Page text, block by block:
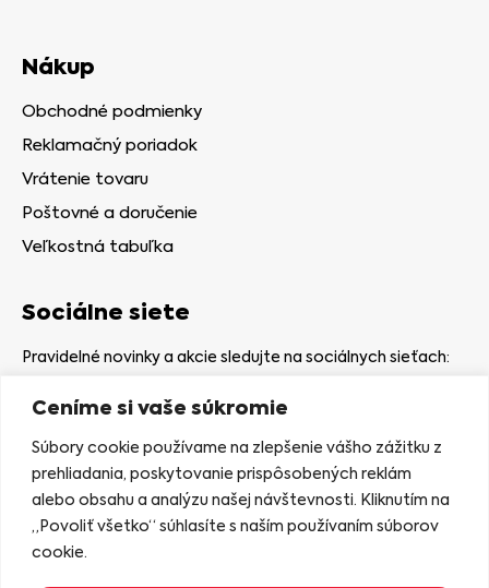
Ceníme si vaše súkromie
Súbory cookie používame na zlepšenie vášho zážitku z
prehliadania, poskytovanie prispôsobených reklám
alebo obsahu a analýzu našej návštevnosti. Kliknutím na
„Povoliť všetko“ súhlasíte s naším používaním súborov
cookie.
Nákup
Obchodné podmienky
Reklamačný poriadok
Vrátenie tovaru
Poštovné a doručenie
Veľkostná tabuľka
Sociálne siete
Pravidelné novinky a akcie sledujte na sociálnych sieťach:
Kamenná predajňa
Nám. gen. Štefaníka 7